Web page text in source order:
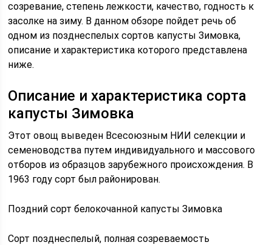
созревание, степень лежкости, качество, годность к
засолке на зиму. В данном обзоре пойдет речь об
одном из позднеспелых сортов капусты Зимовка,
описание и характеристика которого представлена
ниже.
Описание и характеристика сорта
капусты Зимовка
Этот овощ выведен Всесоюзным НИИ селекции и
семеноводства путем индивидуального и массового
отборов из образцов зарубежного происхождения. В
1963 году сорт был районирован.
Поздний сорт белокочанной капусты Зимовка
Сорт позднеспелый, полная созреваемость